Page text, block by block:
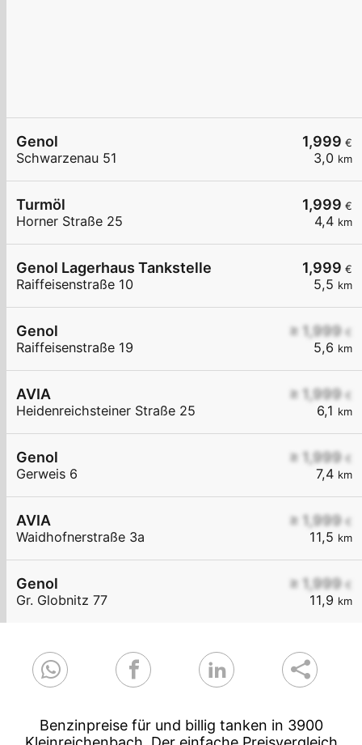
1,999 €
3,0 km
Genol
Schwarzenau 51
1,999 €
4,4 km
Turmöl
Horner Straße 25
1,999 €
5,5 km
Genol Lagerhaus Tankstelle
Raiffeisenstraße 10
≥ 1,999 €
5,6 km
Genol
Raiffeisenstraße 19
≥ 1,999 €
6,1 km
AVIA
Heidenreichsteiner Straße 25
≥ 1,999 €
7,4 km
Genol
Gerweis 6
≥ 1,999 €
11,5 km
AVIA
Waidhofnerstraße 3a
≥ 1,999 €
11,9 km
Genol
Gr. Globnitz 77
Benzinpreise für und billig tanken in 3900